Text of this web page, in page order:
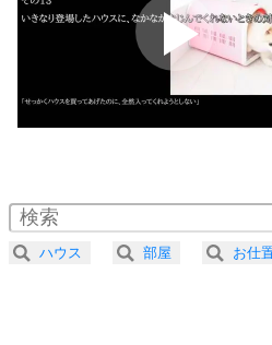
ポジティブにな
ポジティブ思考にな
人生、なんとか
気楽に生きる30の方法
4 器の大きい人は
プラス思考
2.0倍速 （335KB 1分25秒
2.5倍速 （268KB 1分8秒）
3.0倍速 （223KB 57秒）
ハウス 部屋 お仕